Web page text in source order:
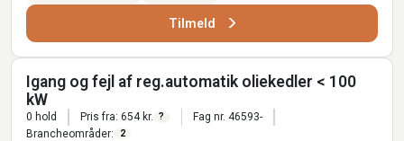
Tilmeld
Igang og fejl af reg.automatik oliekedler < 100
kW
0 hold Pris fra: 654 kr. ?
Fag nr. 46593-
Brancheområder:
2